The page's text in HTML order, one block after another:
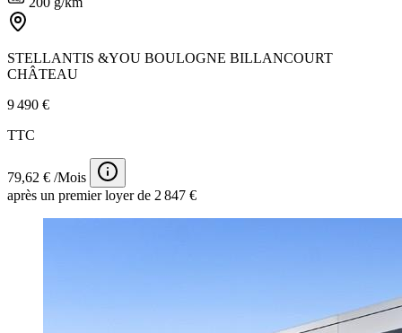
STELLANTIS &YOU BOULOGNE BILLANCOURT
CHÂTEAU
9 490 €
TTC
79,62 € /Mois
après un premier loyer de 2 847 €